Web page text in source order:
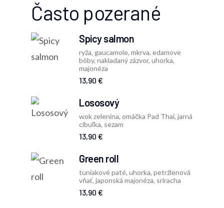
Často pozerané
Spicy salmon
ryža, gaucamole, mkrva, edamove
bôby, nakladaný zázvor, uhorka,
majonéza
13,90 €
Lososový
wok zelenina, omáčka Pad Thai, jarná
cibuľka, sezam
13,90 €
Green roll
tuniakové paté, uhorka, petržlenová
vňať, japonská majonéza, sriracha
13,90 €